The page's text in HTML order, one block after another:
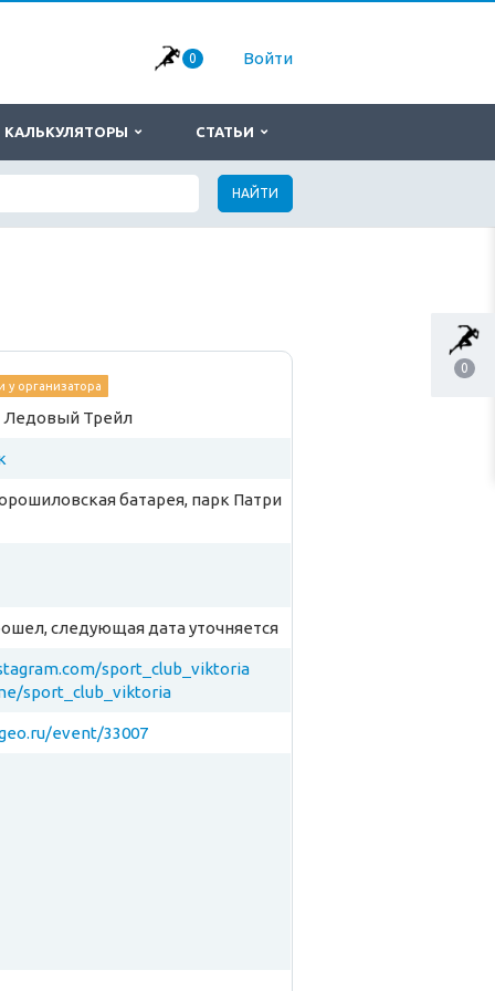
0
0 Войти
КАЛЬКУЛЯТОРЫ СТАТЬИ
НАЙТИ
организатора
Ледовый Трейл
батарея, парк Патри
следующая дата уточняется
sport_club_viktoria
sport_club_viktoria
event/33007